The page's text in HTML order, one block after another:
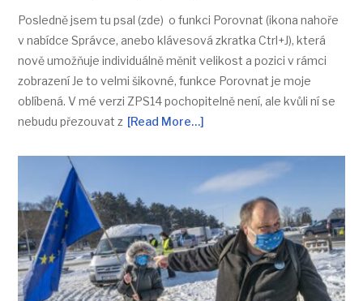
Posledně jsem tu psal (zde) o funkci Porovnat (ikona nahoře
v nabídce Správce, anebo klávesová zkratka Ctrl+J), která
nově umožňuje individuálně měnit velikost a pozici v rámci
zobrazení Je to velmi šikovné, funkce Porovnat je moje
oblíbená. V mé verzi ZPS14 pochopitelně není, ale kvůli ní se
nebudu přezouvat z [Read More…]